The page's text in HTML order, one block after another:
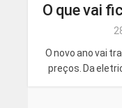
O que vai
O novo ano vai
preços. Da